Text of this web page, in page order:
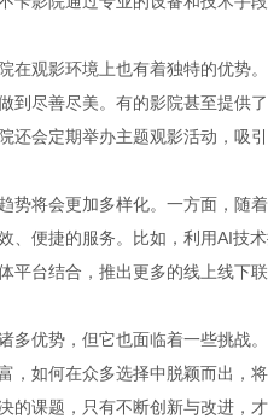
在观影环境上也有着独特的优势
到尽善尽美。有的影院甚至提供
还会定期举办主题观影活动，吸
势将会更加多样化。一方面，随
、便捷的服务。比如，利用AI技
平台结合，推出更多的线上线下
多优势，但它也面临着一些挑战
，如何在众多选择中脱颖而出，
的课题，只有不断创新与改进，才